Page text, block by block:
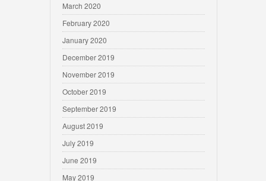
March 2020
February 2020
January 2020
December 2019
November 2019
October 2019
September 2019
August 2019
July 2019
June 2019
May 2019